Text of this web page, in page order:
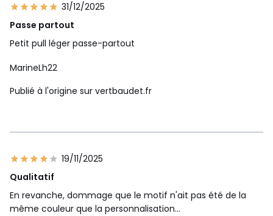
31/12/2025
Passe partout
Petit pull léger passe-partout
MarineLh22
Publié à l'origine sur vertbaudet.fr
19/11/2025
Qualitatif
En revanche, dommage que le motif n'ait pas été de la
même couleur que la personnalisation...